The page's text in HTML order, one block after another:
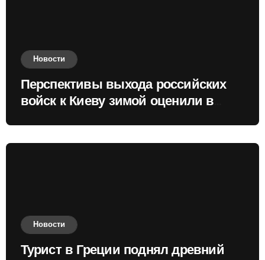
Новости
Перспективы выхода российских
войск к Киеву зимой оценили в
Новости
Турист в Греции поднял древний